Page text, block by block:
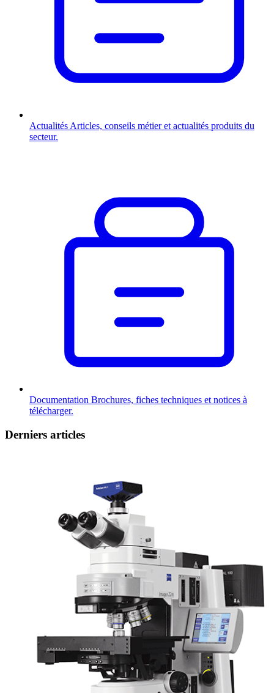
Actualités Articles, conseils métier et actualités produits du
secteur.
Documentation Brochures, fiches techniques et notices à
télécharger.
Derniers articles